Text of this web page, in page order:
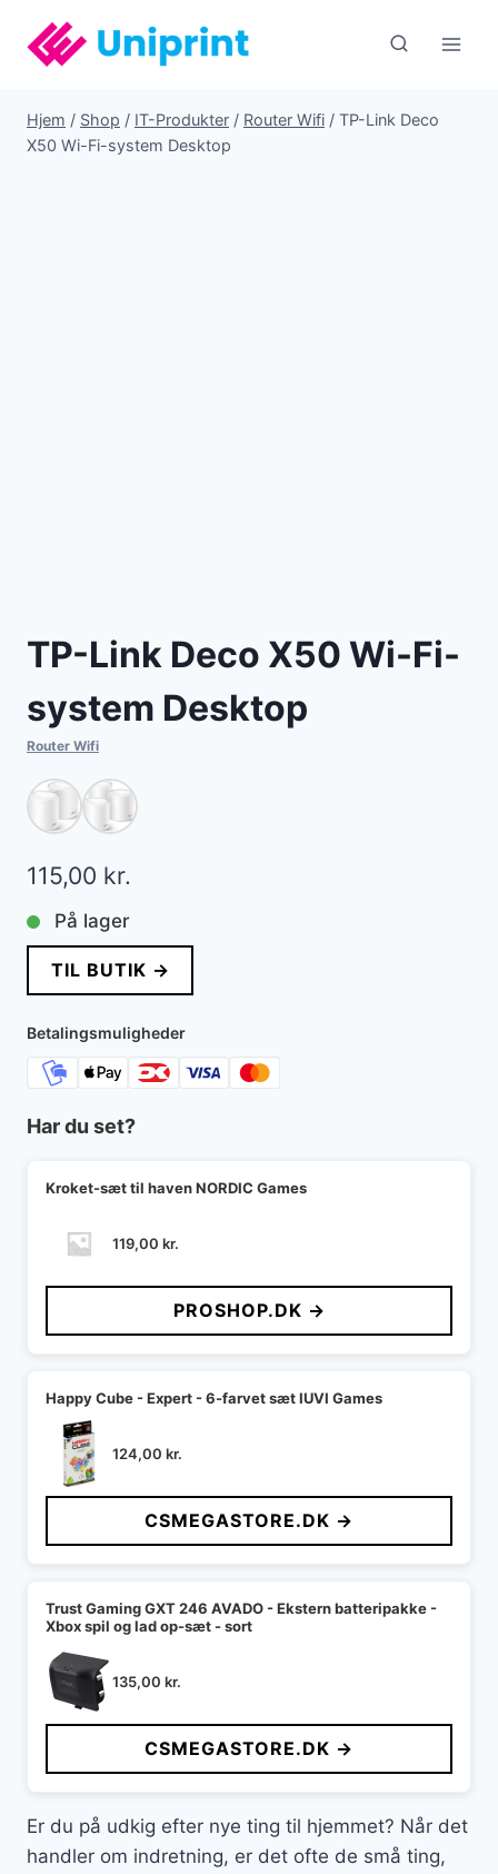
indhold
Hjem / Shop / IT-Produkter / Router Wifi / TP-Link Deco
X50 Wi-Fi-system Desktop
TP-Link Deco X50 Wi-Fi-
system Desktop
Router Wifi
115,00 kr.
På lager
TIL BUTIK →
Betalingsmuligheder
Har du set?
Kroket-sæt til haven NORDIC Games
119,00 kr.
PROSHOP.DK →
Happy Cube - Expert - 6-farvet sæt IUVI Games
124,00 kr.
CSMEGASTORE.DK →
Trust Gaming GXT 246 AVADO - Ekstern batteripakke -
Xbox spil og lad op-sæt - sort
135,00 kr.
CSMEGASTORE.DK →
Er du på udkig efter nye ting til hjemmet? Når det
handler om indretning, er det ofte de små ting,